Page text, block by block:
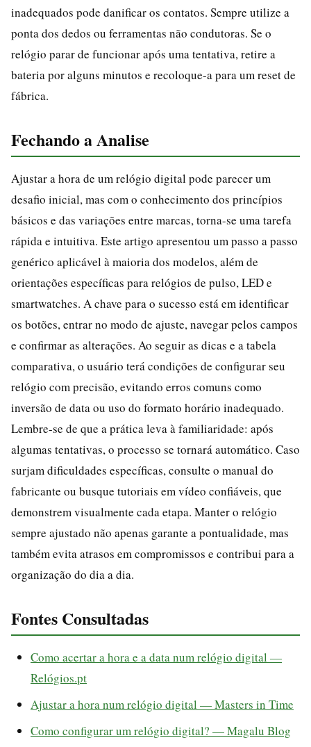
inadequados pode danificar os contatos. Sempre utilize a
ponta dos dedos ou ferramentas não condutoras. Se o
relógio parar de funcionar após uma tentativa, retire a
bateria por alguns minutos e recoloque-a para um reset de
fábrica.
Fechando a Analise
Ajustar a hora de um relógio digital pode parecer um
desafio inicial, mas com o conhecimento dos princípios
básicos e das variações entre marcas, torna-se uma tarefa
rápida e intuitiva. Este artigo apresentou um passo a passo
genérico aplicável à maioria dos modelos, além de
orientações específicas para relógios de pulso, LED e
smartwatches. A chave para o sucesso está em identificar
os botões, entrar no modo de ajuste, navegar pelos campos
e confirmar as alterações. Ao seguir as dicas e a tabela
comparativa, o usuário terá condições de configurar seu
relógio com precisão, evitando erros comuns como
inversão de data ou uso do formato horário inadequado.
Lembre-se de que a prática leva à familiaridade: após
algumas tentativas, o processo se tornará automático. Caso
surjam dificuldades específicas, consulte o manual do
fabricante ou busque tutoriais em vídeo confiáveis, que
demonstrem visualmente cada etapa. Manter o relógio
sempre ajustado não apenas garante a pontualidade, mas
também evita atrasos em compromissos e contribui para a
organização do dia a dia.
Fontes Consultadas
Como acertar a hora e a data num relógio digital —
Relógios.pt
Ajustar a hora num relógio digital — Masters in Time
Como configurar um relógio digital? — Magalu Blog